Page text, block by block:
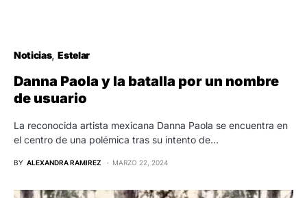
Noticias Estelar
Danna Paola y la batalla por un nombre
de usuario
La reconocida artista mexicana Danna Paola se encuentra en
el centro de una polémica tras su intento de…
BY ALEXANDRA RAMIREZ MARZO 22, 2024